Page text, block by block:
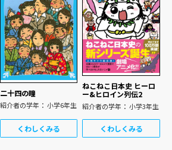
二十四の瞳
紹介者の学年： 小学6年生
くわしくみる
ねこねこ日本史 ヒーロ
ー&ヒロイン列伝2
紹介者の学年： 小学3年生
くわしくみる